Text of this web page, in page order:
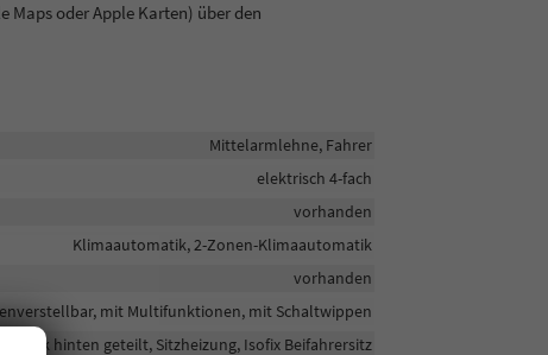
Maps oder Apple Karten) über den
Mittelarmlehne, Fahrer
elektrisch 4-fach
vorhanden
Klimaautomatik, 2-Zonen-Klimaautomatik
vorhanden
mit Multifunktionen, mit Schaltwippen
hinten geteilt, Sitzheizung, Isofix Beifahrersitz